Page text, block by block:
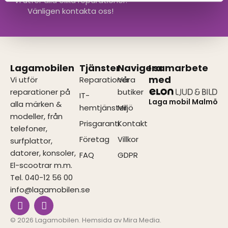
Vänligen kontakta oss!
Lagamobilen
Vi utför
reparationer på
alla märken &
modeller, från
telefoner,
surfplattor,
datorer, konsoler,
El-scootrar m.m.
Tel. 040-12 56 00
info@lagamobilen.se
I
n
s
F
a
c
Tjänster
Reparationer
IT-
hemtjänster
Prisgaranti
Företag
FAQ
Navigera
Våra
butiker
Miljö
Kontakt
Villkor
GDPR
I samarbete
med
Laga mobil Malmö
© 2026 Lagamobilen. Hemsida av Mira Media.